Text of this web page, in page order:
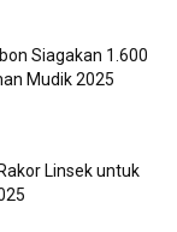
Siagakan 1.600
Mudik 2025
Linsek untuk